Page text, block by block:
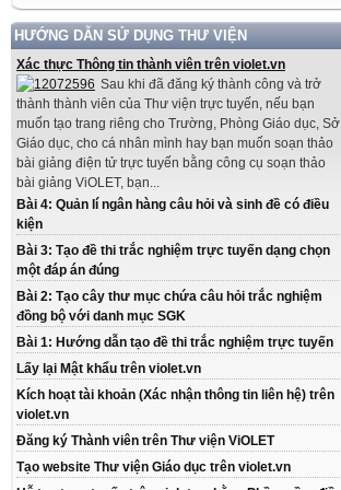
HƯỚNG DẪN SỬ DỤNG THƯ VIỆN
Xác thực Thông tin thành viên trên violet.vn
Sau khi đã đăng ký thành công và trở
thành thành viên của Thư viện trực tuyến, nếu bạn
muốn tạo trang riêng cho Trường, Phòng Giáo dục, Sở
Giáo dục, cho cá nhân mình hay bạn muốn soạn thảo
bài giảng điện tử trực tuyến bằng công cụ soạn thảo
bài giảng ViOLET, bạn...
Bài 4: Quản lí ngân hàng câu hỏi và sinh đề có điều
kiện
Bài 3: Tạo đề thi trắc nghiệm trực tuyến dạng chọn
một đáp án đúng
Bài 2: Tạo cây thư mục chứa câu hỏi trắc nghiệm
đồng bộ với danh mục SGK
Bài 1: Hướng dẫn tạo đề thi trắc nghiệm trực tuyến
Lấy lại Mật khẩu trên violet.vn
Kích hoạt tài khoản (Xác nhận thông tin liên hệ) trên
violet.vn
Đăng ký Thành viên trên Thư viện ViOLET
Tạo website Thư viện Giáo dục trên violet.vn